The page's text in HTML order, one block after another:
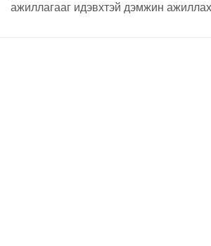
ажиллагааг идэвхтэй дэмжин